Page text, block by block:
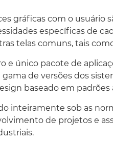
gráficas com o
específicas de
telas comuns, tais
e único pacote de
de versões dos
baseado em padrões
inteiramente sob as
de projetos e